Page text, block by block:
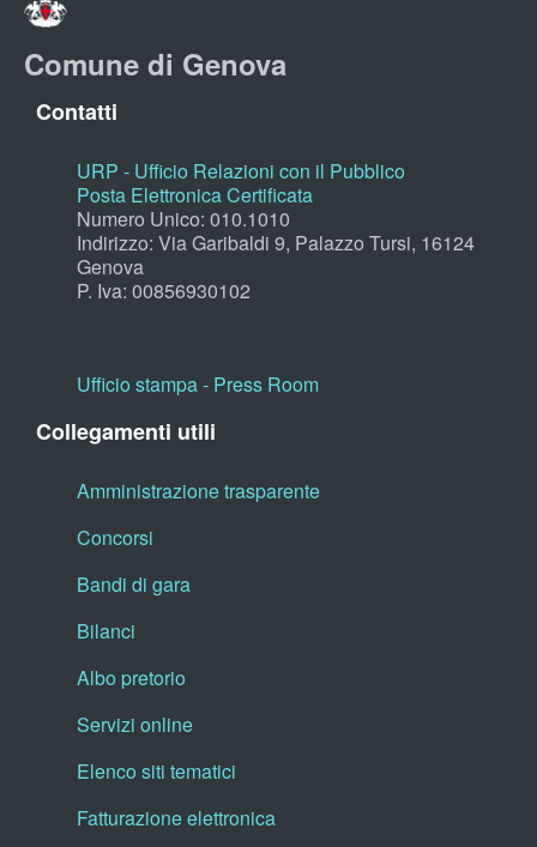
Comune di Genova
Contatti
URP - Ufficio Relazioni con il Pubblico
Posta Elettronica Certificata
Numero Unico: 010.1010
Indirizzo: Via Garibaldi 9, Palazzo Tursi, 16124
Genova
P. Iva: 00856930102
Ufficio stampa - Press Room
Collegamenti utili
Amministrazione trasparente
Concorsi
Bandi di gara
Bilanci
Albo pretorio
Servizi online
Elenco siti tematici
Fatturazione elettronica